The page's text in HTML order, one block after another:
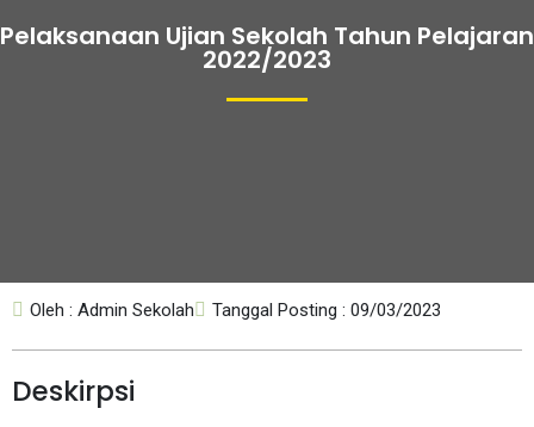
Pelaksanaan Ujian Sekolah Tahun Pelajaran
2022/2023
Oleh : Admin Sekolah Tanggal Posting : 09/03/2023
Deskirpsi